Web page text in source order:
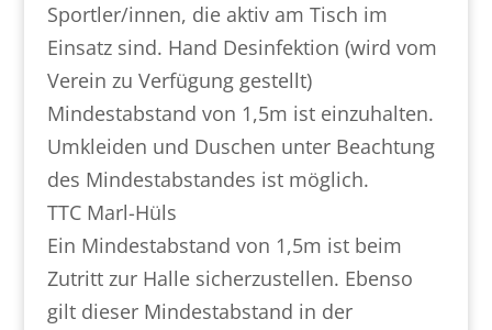
Sportler/innen, die aktiv am Tisch im
Einsatz sind. Hand Desinfektion (wird vom
Verein zu Verfügung gestellt)
Mindestabstand von 1,5m ist einzuhalten.
Umkleiden und Duschen unter Beachtung
des Mindestabstandes ist möglich.
TTC Marl-Hüls
Ein Mindestabstand von 1,5m ist beim
Zutritt zur Halle sicherzustellen. Ebenso
gilt dieser Mindestabstand in der